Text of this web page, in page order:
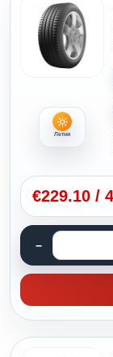
Летни
€229.10 /